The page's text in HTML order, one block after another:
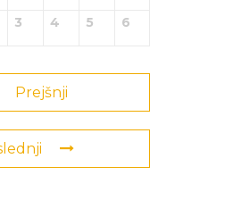
3 4 5 6
Prejšnji